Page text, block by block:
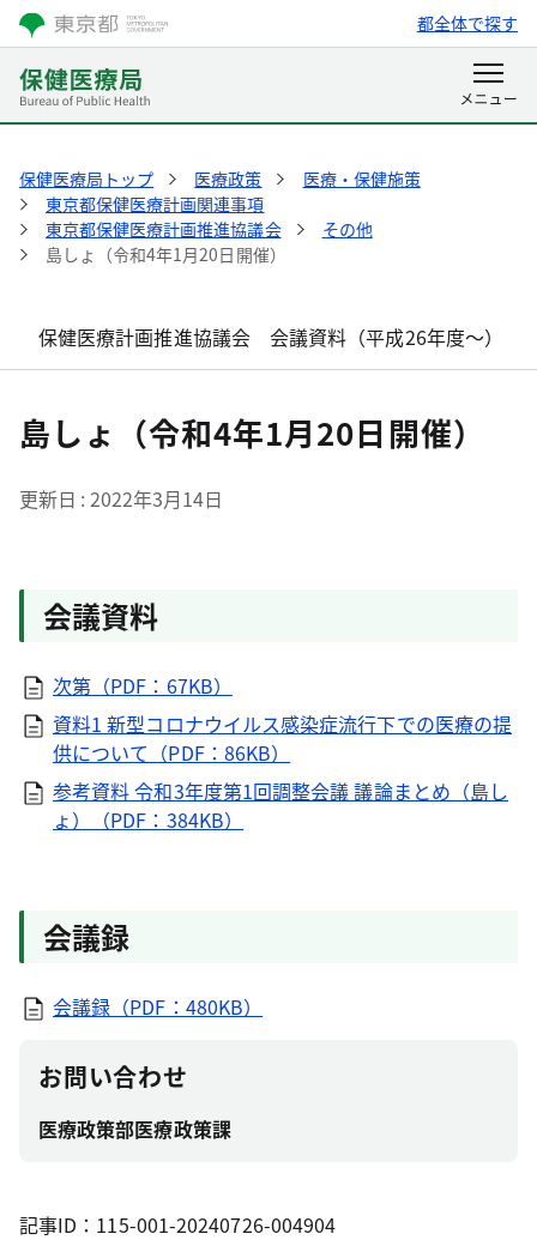
都全体で探す
保健医療局トップ 医療政策
医療・保健施策
東京都保健医療計画関連事項
東京都保健医療計画推進協議会
その他
島しょ（令和4年1月20日開催）
保健医療計画推進協議会 会議資料（平成26年度～）
島しょ（令和4年1月20日開催）
更新日 2022年3月14日
会議資料
次第（PDF：67KB）
資料1 新型コロナウイルス感染症流行下での医療の提
供について（PDF：86KB）
参考資料 令和3年度第1回調整会議 議論まとめ（島し
ょ）（PDF：384KB）
会議録
会議録（PDF：480KB）
お問い合わせ
医療政策部医療政策課
記事ID：115-001-20240726-004904